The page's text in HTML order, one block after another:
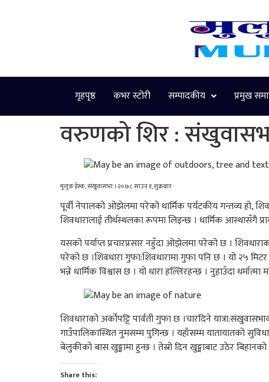
गृहपृष्ठ कभर स्टोरी सम्पादकीय प्रमुख
वरुणको शिर :
मुलुक डेस्क, संखुवासभा । २०७८ साउन १, शुक्रबार
पूर्वी नेपालको ओझेलमा परेको धार्मिक पर्यटकीय गन्तव्य हो,
शिवधारालाई तीर्थस्थलका रूपमा लिइन्छ । धार्मिक आस्थासँगै
यसको पर्याप्त प्रचारप्रसार नहुँदा ओझेलमा परेको छ ।
परेको छ ।शिवधारा गुफा:शिवधारामा गुफा पनि छ । यो २५
भन्ने धार्मिक विश्वास छ । यो धारा हल्लिरहन्छ । नुहाउँदा
शिवधाराको अर्कोपट्टि पार्वती गुफा छ ।चारदिने
गाउँपालिकास्थित नुमसम्म पुगिन्छ । यहाँसम्म यातायातको
बेलुकीको बास खुङ्मामा हुन्छ । तेस्रो दिन खुङ्माबाट उठेर
Share this: